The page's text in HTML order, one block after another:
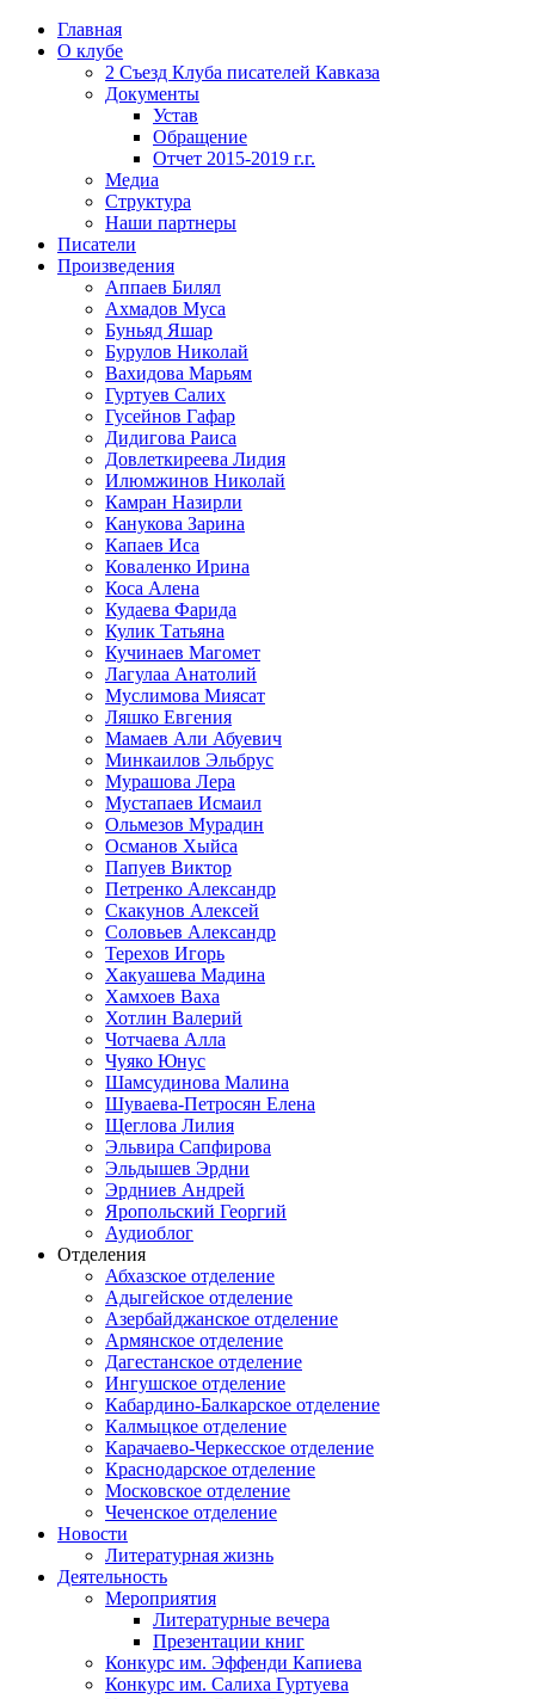
Главная
О клубе
2 Съезд Клуба писателей Кавказа
Документы
Устав
Обращение
Отчет 2015-2019 г.г.
Медиа
Структура
Наши партнеры
Писатели
Произведения
Аппаев Билял
Ахмадов Муса
Буньяд Яшар
Бурулов Николай
Вахидова Марьям
Гуртуев Салих
Гусейнов Гафар
Дидигова Раиса
Довлеткиреева Лидия
Илюмжинов Николай
Камран Назирли
Канукова Зарина
Капаев Иса
Коваленко Ирина
Коса Алена
Кудаева Фарида
Кулик Татьяна
Кучинаев Магомет
Лагулаа Анатолий
Муслимова Миясат
Ляшко Евгения
Мамаев Али Абуевич
Минкаилов Эльбрус
Мурашова Лера
Мустапаев Исмаил
Ольмезов Мурадин
Османов Хыйса
Папуев Виктор
Петренко Александр
Скакунов Алексей
Соловьев Александр
Терехов Игорь
Хакуашева Мадина
Хамхоев Ваха
Хотлин Валерий
Чотчаева Алла
Чуяко Юнус
Шамсудинова Малина
Шуваева-Петросян Елена
Щеглова Лилия
Эльвира Сапфирова
Эльдышев Эрдни
Эрдниев Андрей
Яропольский Георгий
Аудиоблог
Отделения
Абхазское отделение
Адыгейское отделение
Азербайджанское отделение
Армянское отделение
Дагестанское отделение
Ингушское отделение
Кабардино-Балкарское отделение
Калмыцкое отделение
Карачаево-Черкесское отделение
Краснодарское отделение
Московское отделение
Чеченское отделение
Новости
Литературная жизнь
Деятельность
Мероприятия
Литературные вечера
Презентации книг
Конкурс им. Эффенди Капиева
Конкурс им. Салиха Гуртуева